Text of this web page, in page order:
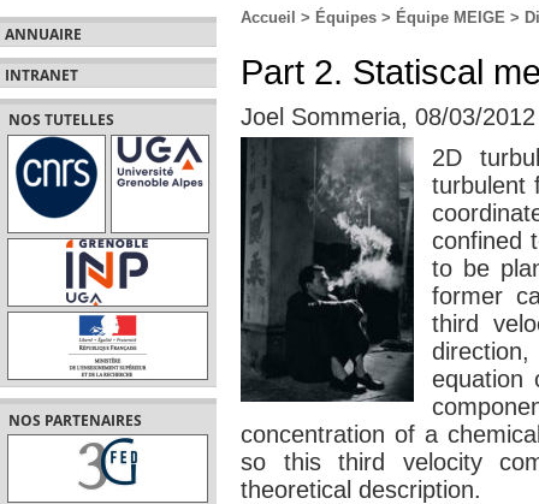
ANNUAIRE
INTRANET
NOS TUTELLES
NOS PARTENAIRES
Accueil > Équipes > Équipe MEIGE >
Part 2. Statiscal
Joel Sommeria, 08/03/2012
2D
turbulent
confined
to be
former
third
equation
concentration of a
so this third velocity
theoretical description.